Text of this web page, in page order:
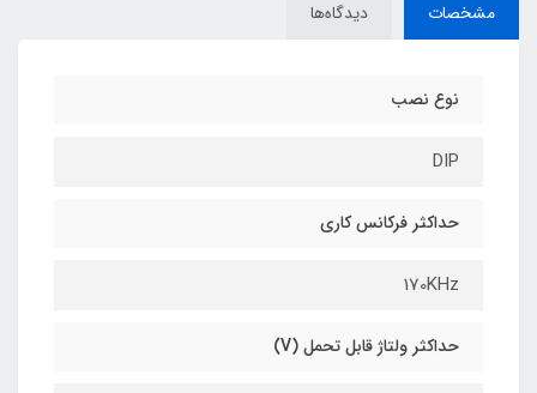
مشخصات دیدگاه‌ها
نوع نصب
DIP
حداکثر فرکانس کاری
170KHz
حداکثر ولتاژ قابل تحمل (V)